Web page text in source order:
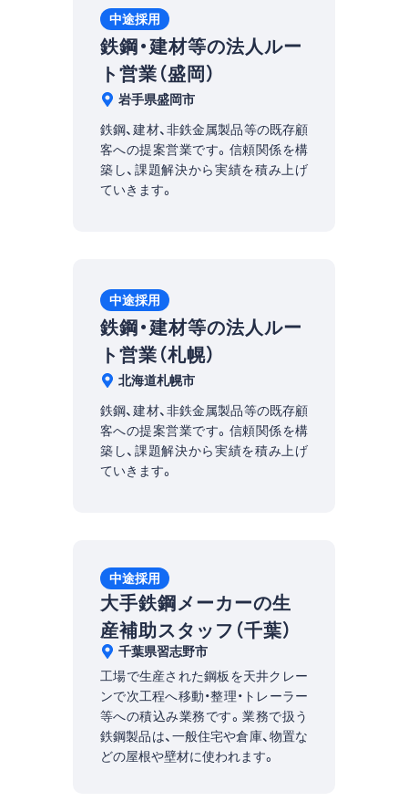
中途採用
鉄鋼・建材等の法人ルー
ト営業（盛岡）
岩手県盛岡市
鉄鋼、建材、非鉄金属製品等の既存顧
客への提案営業です。信頼関係を構
築し、課題解決から実績を積み上げ
ていきます。
中途採用
鉄鋼・建材等の法人ルー
ト営業（札幌）
北海道札幌市
鉄鋼、建材、非鉄金属製品等の既存顧
客への提案営業です。信頼関係を構
築し、課題解決から実績を積み上げ
ていきます。
中途採用
大手鉄鋼メーカーの生
産補助スタッフ（千葉）
千葉県習志野市
工場で生産された鋼板を天井クレー
ンで次工程へ移動・整理・トレーラー
等への積込み業務です。業務で扱う
鉄鋼製品は、一般住宅や倉庫、物置な
どの屋根や壁材に使われます。